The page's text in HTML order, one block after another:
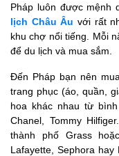
7. Đi Châu Âu mua
Nên mua gì tại Hà
8. Đi Châu Âu mua
Nên mua gì tại Áo?
9. Đi Châu Âu mua
Nên mua gì ở
10. Đi Châu Âu
Nên mua gì tại
Pháp luôn được mệnh
lịch Châu Âu với rất
khu chợ nổi tiếng. Mỗi
để du lịch và mua sắm.
Đến Pháp bạn nên
trang phục (áo, quần,
hoa khác nhau từ
Chanel, Tommy
thành phố Grass
Lafayette, Sephora